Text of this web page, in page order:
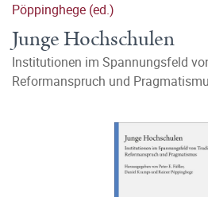
Pöppinghege (ed.)
Junge Hochschulen
Institutionen im Spannungsfeld
Reformanspruch und